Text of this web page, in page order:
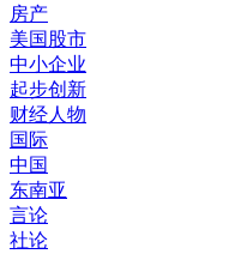
房产
美国股市
中小企业
起步创新
财经人物
国际
中国
东南亚
言论
社论